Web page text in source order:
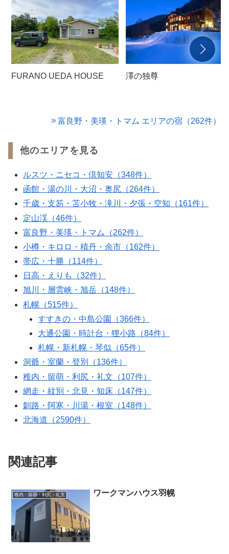
FURANO UEDA HOUSE 澤の独尊
富良野・美瑛・トマム エリアの宿（262件）
他のエリアを見る
ルスツ・ニセコ・倶知安（348件）
函館・湯の川・大沼・奥尻（264件）
千歳・支笏・苫小牧・滝川・夕張・空知（161件）
定山渓（46件）
富良野・美瑛・トマム（262件）
小樽・キロロ・積丹・余市（162件）
帯広・十勝（114件）
日高・えりも（32件）
旭川・層雲峡・旭岳（148件）
札幌（515件）
すすきの・中島公園（366件）
大通公園・時計台・狸小路（84件）
札幌・新札幌・琴似（65件）
洞爺・室蘭・登別（136件）
稚内・留萌・利尻・礼文（107件）
網走・紋別・北見・知床（147件）
釧路・阿寒・川湯・根室（148件）
北海道（2590件）
関連記事
稚内・留萌・利尻・礼文 ワークマンハウス羽幌